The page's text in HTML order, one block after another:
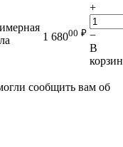
1 68000 ₽
+
−
В
сообщить вам об